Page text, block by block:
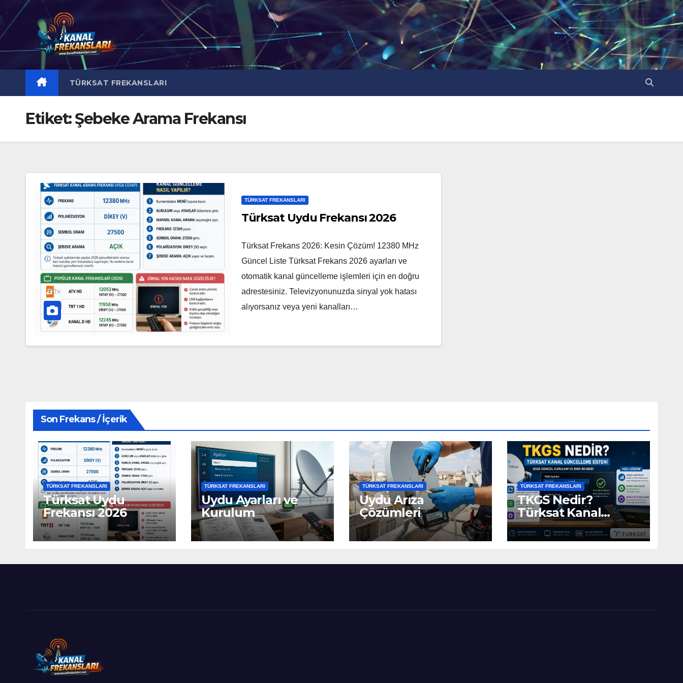
content
TÜRKSAT FREKANSLARI
Etiket:Şebeke Arama Frekansı
TÜRKSAT FREKANSLARI
Türksat Uydu Frekansı 2026
Türksat Frekans 2026: Kesin Çözüm! 12380 MHz
Güncel Liste Türksat Frekans 2026 ayarları ve
otomatik kanal güncelleme işlemleri için en doğru
adrestesiniz. Televizyonunuzda sinyal yok hatası
alıyorsanız veya yeni kanalları…
Son Frekans / İçerik
TÜRKSAT FREKANSLARI
Türksat Uydu
Frekansı 2026
TÜRKSAT FREKANSLARI
Uydu Ayarları ve
Kurulum
TÜRKSAT FREKANSLARI
Uydu Arıza
Çözümleri
TÜRKSAT FREKANSLARI
TKGS Nedir?
Türksat Kanal
Güncelleme Sistemi
(2026 Ayarları)